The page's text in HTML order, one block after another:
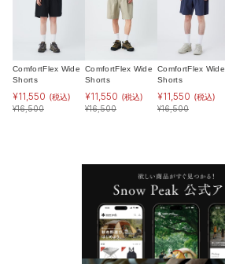
ComfortFlex Wide
Shorts
¥11,550 (税込)
¥16,500
ComfortFlex Wide
Shorts
¥11,550 (税込)
¥16,500
ComfortFlex Wide
Shorts
¥11,550 (税込)
¥16,500